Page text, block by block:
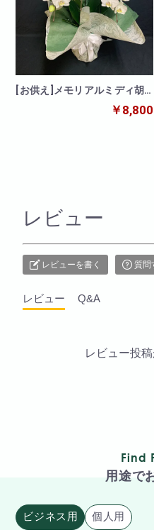
[お供え]メモリアルミディ胡
￥8,800
レビュー
レビューを書く 質問
レビュー Q&A
レビュー投稿
Find
用途で
ビジネス用 個人用